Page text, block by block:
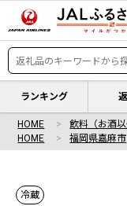
ランキング
HOME 飲料（お酒以
HOME
福岡県嘉麻市
冷蔵